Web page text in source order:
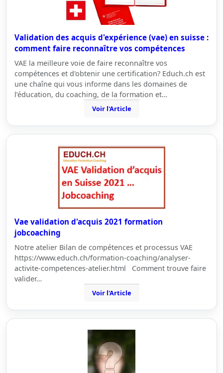
Validation des acquis d'expérience (vae) en suisse :
comment faire reconnaître vos compétences
VAE la meilleure voie de faire reconnaître vos
compétences et d'obtenir une certification? Educh.ch est
une chaîne qui vous informe dans les domaines de
l’éducation, du coaching, de la formation et…
Voir l'Article
Vae validation d'acquis 2021 formation
jobcoaching
Notre atelier Bilan de compétences et processus VAE
https://www.educh.ch/formation-coaching/analyser-
activite-competences-atelier.html Comment trouve faire
valider…
Voir l'Article